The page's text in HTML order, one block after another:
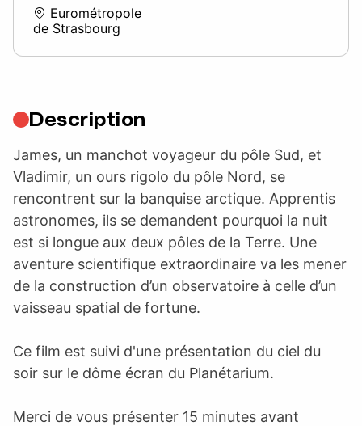
Eurométropole
de Strasbourg
Description
James, un manchot voyageur du pôle Sud, et
Vladimir, un ours rigolo du pôle Nord, se
rencontrent sur la banquise arctique. Apprentis
astronomes, ils se demandent pourquoi la nuit
est si longue aux deux pôles de la Terre. Une
aventure scientifique extraordinaire va les mener
de la construction d’un observatoire à celle d’un
vaisseau spatial de fortune.
Ce film est suivi d'une présentation du ciel du
soir sur le dôme écran du Planétarium.
Merci de vous présenter 15 minutes avant